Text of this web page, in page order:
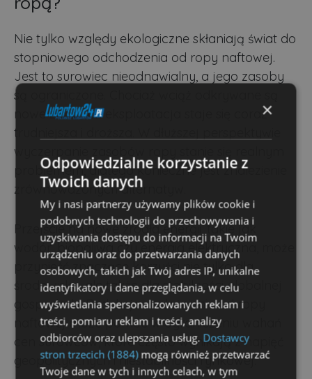
Nie tylko względy ekologiczne skłaniają świat do
stopniowego odchodzenia od ropy naftowej.
Jest to surowiec nieodnawialny, a jego zasoby
są ograniczone. Chociaż wciąż odkrywane są
nowe złoża, ich eksploatacja staje się coraz
trudniejsza i droższa. W dłuższej perspektywie
wyczerpanie zasobów ropy stanie się realnym
problemem, dlatego konieczne jest znalezienie
zrównoważonych alternatyw.
Przejście na nowe źródła energii, takie jak
wodór, biopaliwa czy energia elektryczna, może
przynieść znaczące korzyści nie tylko dla
środowiska, ale także dla stabilności globalnej
gospodarki. Redukcja uzależnienia od ropy
naftowej może pomóc w ograniczeniu wahań
cen surowców, które często wynikają z napięć
geopolitycznych i niestabilności rynkowej.
×
Odpowiedzialne korzystanie z
Twoich danych
My i nasi partnerzy używamy plików cookie i
podobnych technologii do przechowywania i
uzyskiwania dostępu do informacji na Twoim
urządzeniu oraz do przetwarzania danych
osobowych, takich jak Twój adres IP, unikalne
identyfikatory i dane przeglądania, w celu
wyświetlania spersonalizowanych reklam i
treści, pomiaru reklam i treści, analizy
odbiorców oraz ulepszania usług. Dostawcy
stron trzecich (1884)mogą również przetwarzać
Twoje dane w tych i innych celach, w tym